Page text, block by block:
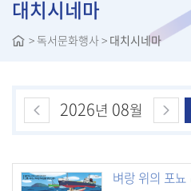
대치시네마
> 독서문화행사> 대치시네마
2026년 08월
벼랑 위의 포뇨